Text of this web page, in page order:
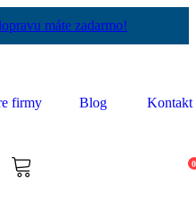
máte zadarmo!
firmy Blog Kontakt
0